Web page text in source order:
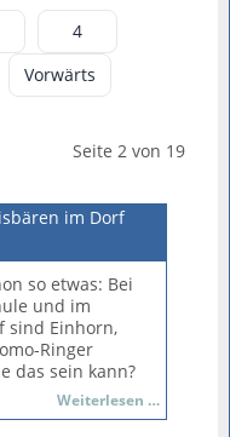
4
Vorwärts
Seite 2 von 19
im Dorf
so etwas: Bei
und im
sind Einhorn,
Ringer
das sein kann?
alljährlichen
am
Weiterlesen …
Soumo-